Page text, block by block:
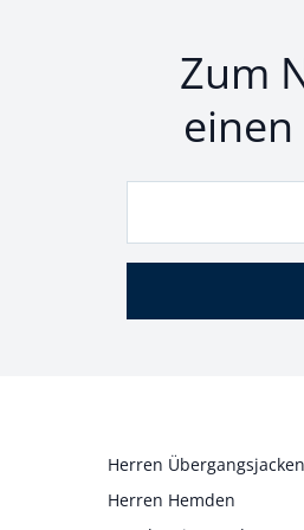
Zum
einen
Herren Übergangsjacken
Herren Hemden